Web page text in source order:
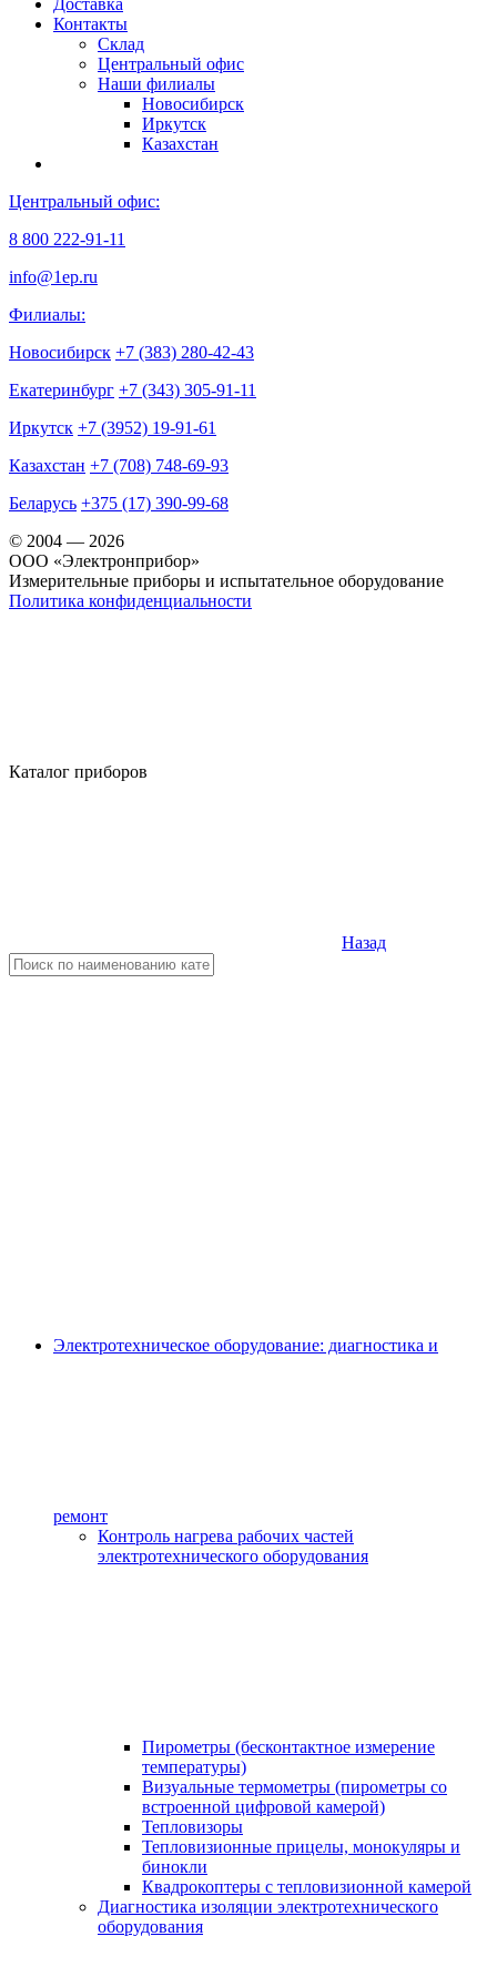
Доставка
Контакты
Склад
Центральный офис
Наши филиалы
Новосибирск
Иркутск
Казахстан
Центральный офис:
8 800 222-91-11
info@1ep.ru
Филиалы:
Новосибирск +7 (383) 280-42-43
Екатеринбург +7 (343) 305-91-11
Иркутск +7 (3952) 19-91-61
Казахстан +7 (708) 748-69-93
Беларусь +375 (17) 390-99-68
© 2004 — 2026
OOO «Электронприбор»
Измерительные приборы и испытательное оборудование
Политика конфиденциальности
Каталог приборов
Назад
Электротехническое оборудование: диагностика и
ремонт
Контроль нагрева рабочих частей
электротехнического оборудования
Пирометры (бесконтактное измерение
температуры)
Визуальные термометры (пирометры со
встроенной цифровой камерой)
Тепловизоры
Тепловизионные прицелы, монокуляры и
бинокли
Квадрокоптеры с тепловизионной камерой
Диагностика изоляции электротехнического
оборудования